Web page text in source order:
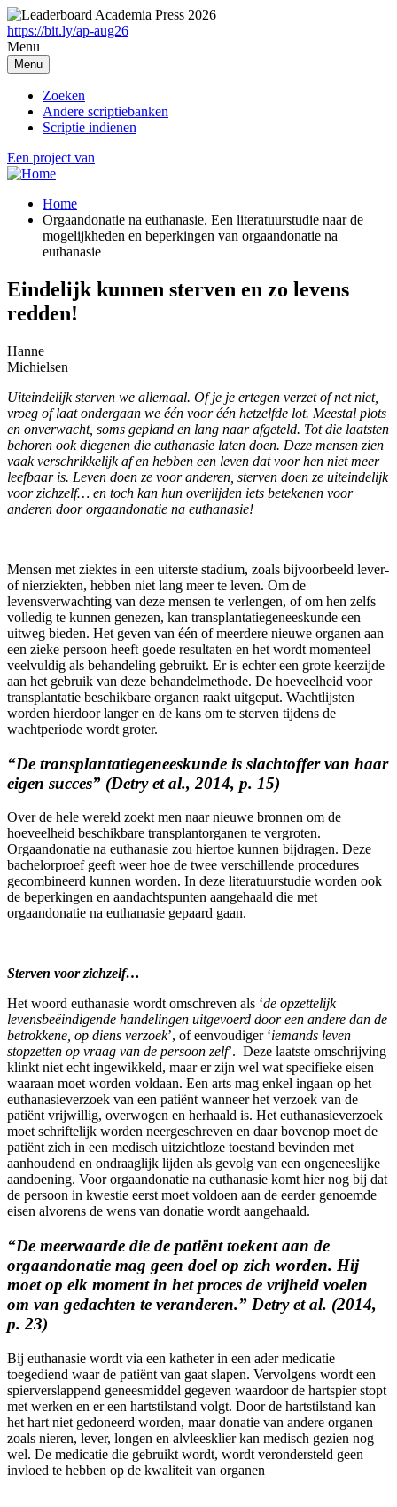
Overslaan
en
naar
de
inhoud
gaan
https://bit.ly/ap-aug26
Menu
Menu
Zoeken
Andere scriptiebanken
Scriptie indienen
Een project van
Breadcrumb
Home
Orgaandonatie na euthanasie. Een literatuurstudie naar de
mogelijkheden en beperkingen van orgaandonatie na
euthanasie
Eindelijk kunnen sterven en zo levens
redden!
Hanne
Michielsen
Uiteindelijk sterven we allemaal. Of je je ertegen verzet of net niet,
vroeg of laat ondergaan we één voor één hetzelfde lot. Meestal plots
en onverwacht, soms gepland en lang naar afgeteld. Tot die laatsten
behoren ook diegenen die euthanasie laten doen. Deze mensen zien
vaak verschrikkelijk af en hebben een leven dat voor hen niet meer
leefbaar is. Leven doen ze voor anderen, sterven doen ze uiteindelijk
voor zichzelf… en toch kan hun overlijden iets betekenen voor
anderen door orgaandonatie na euthanasie!
Mensen met ziektes in een uiterste stadium, zoals bijvoorbeeld lever-
of nierziekten, hebben niet lang meer te leven. Om de
levensverwachting van deze mensen te verlengen, of om hen zelfs
volledig te kunnen genezen, kan transplantatiegeneeskunde een
uitweg bieden. Het geven van één of meerdere nieuwe organen aan
een zieke persoon heeft goede resultaten en het wordt momenteel
veelvuldig als behandeling gebruikt. Er is echter een grote keerzijde
aan het gebruik van deze behandelmethode. De hoeveelheid voor
transplantatie beschikbare organen raakt uitgeput. Wachtlijsten
worden hierdoor langer en de kans om te sterven tijdens de
wachtperiode wordt groter.
“De transplantatiegeneeskunde is slachtoffer van haar
eigen succes” (Detry et al., 2014, p. 15)
Over de hele wereld zoekt men naar nieuwe bronnen om de
hoeveelheid beschikbare transplantorganen te vergroten.
Orgaandonatie na euthanasie zou hiertoe kunnen bijdragen. Deze
bachelorproef geeft weer hoe de twee verschillende procedures
gecombineerd kunnen worden. In deze literatuurstudie worden ook
de beperkingen en aandachtspunten aangehaald die met
orgaandonatie na euthanasie gepaard gaan.
Sterven voor zichzelf…
Het woord euthanasie wordt omschreven als ‘de opzettelijk
levensbeëindigende handelingen uitgevoerd door een andere dan de
betrokkene, op diens verzoek’, of eenvoudiger ‘iemands leven
stopzetten op vraag van de persoon zelf’. Deze laatste omschrijving
klinkt niet echt ingewikkeld, maar er zijn wel wat specifieke eisen
waaraan moet worden voldaan. Een arts mag enkel ingaan op het
euthanasieverzoek van een patiënt wanneer het verzoek van de
patiënt vrijwillig, overwogen en herhaald is. Het euthanasieverzoek
moet schriftelijk worden neergeschreven en daar bovenop moet de
patiënt zich in een medisch uitzichtloze toestand bevinden met
aanhoudend en ondraaglijk lijden als gevolg van een ongeneeslijke
aandoening. Voor orgaandonatie na euthanasie komt hier nog bij dat
de persoon in kwestie eerst moet voldoen aan de eerder genoemde
eisen alvorens de wens van donatie wordt aangehaald.
“De meerwaarde die de patiënt toekent aan de
orgaandonatie mag geen doel op zich worden. Hij
moet op elk moment in het proces de vrijheid voelen
om van gedachten te veranderen.” Detry et al. (2014,
p. 23)
Bij euthanasie wordt via een katheter in een ader medicatie
toegediend waar de patiënt van gaat slapen. Vervolgens wordt een
spierverslappend geneesmiddel gegeven waardoor de hartspier stopt
met werken en er een hartstilstand volgt. Door de hartstilstand kan
het hart niet gedoneerd worden, maar donatie van andere organen
zoals nieren, lever, longen en alvleesklier kan medisch gezien nog
wel. De medicatie die gebruikt wordt, wordt verondersteld geen
invloed te hebben op de kwaliteit van organen